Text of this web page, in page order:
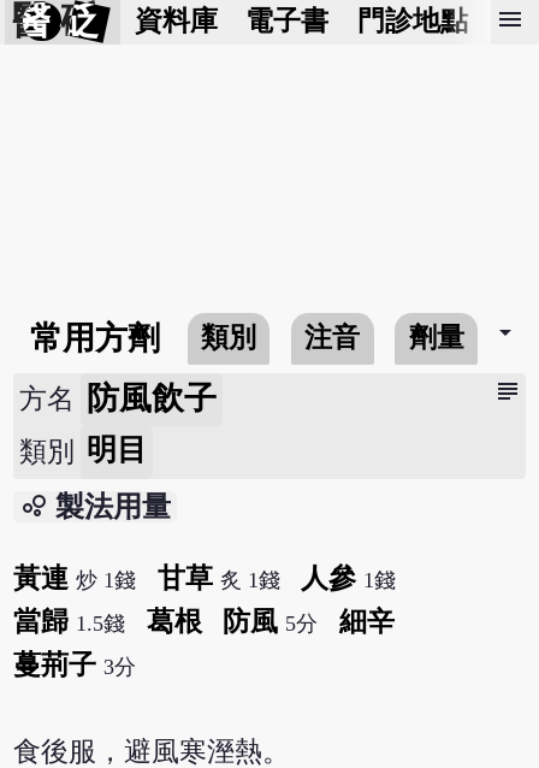
醫 砭 資料庫 電子書 門診地點 預
menu
常用方劑 類別 注音 劑量 arrow_drop_down
subject
方名 防風飲子
類別 明目
bubble_chart 製法用量
黃連 炒 1錢 甘草 炙 1錢 人參 1錢
當歸 1.5錢 葛根 防風 5分
細辛
蔓荊子 3分
食後服，避風寒溼熱。